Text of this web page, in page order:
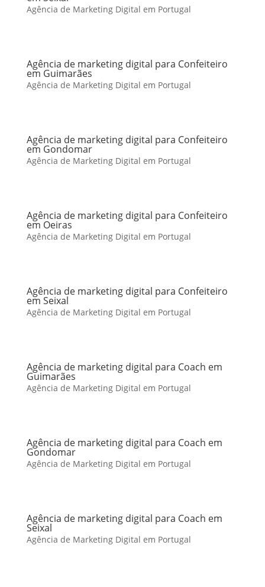
Agência de Marketing Digital em Portugal
Agência de marketing digital para Confeiteiro
em Guimarães
Agência de Marketing Digital em Portugal
Agência de marketing digital para Confeiteiro
em Gondomar
Agência de Marketing Digital em Portugal
Agência de marketing digital para Confeiteiro
em Oeiras
Agência de Marketing Digital em Portugal
Agência de marketing digital para Confeiteiro
em Seixal
Agência de Marketing Digital em Portugal
Agência de marketing digital para Coach em
Guimarães
Agência de Marketing Digital em Portugal
Agência de marketing digital para Coach em
Gondomar
Agência de Marketing Digital em Portugal
Agência de marketing digital para Coach em
Seixal
Agência de Marketing Digital em Portugal